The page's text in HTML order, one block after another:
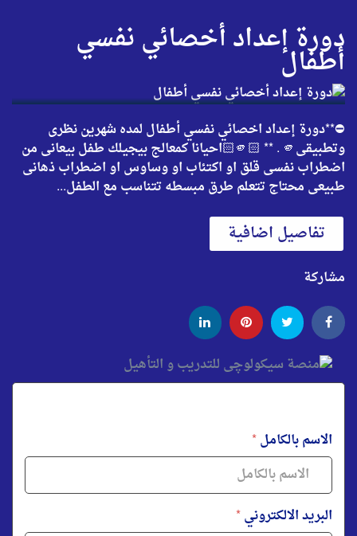
دورة إعداد أخصائي نفسي
أطفال
⛔️**دورة إعداد اخصائي نفسي أطفال لمده شهرين نظرى
وتطبيقى🫵🏻 ** . 🫵🏻احيانا كمعالج بيجيلك طفل بيعانى من
اضطراب نفسى قلق او اكتئاب او وساوس او اضطراب ذهانى
طبيعى محتاج تتعلم طرق مبسطه تتناسب مع الطفل...
تفاصيل اضافية
مشاركة
الاسم بالكامل*
البريد الالكتروني*